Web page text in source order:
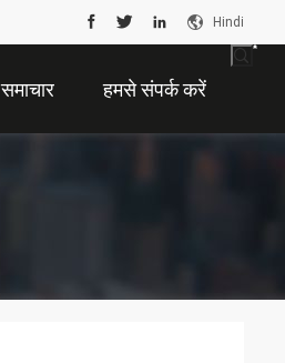
Hindi
समाचार हमसे संपर्क करें